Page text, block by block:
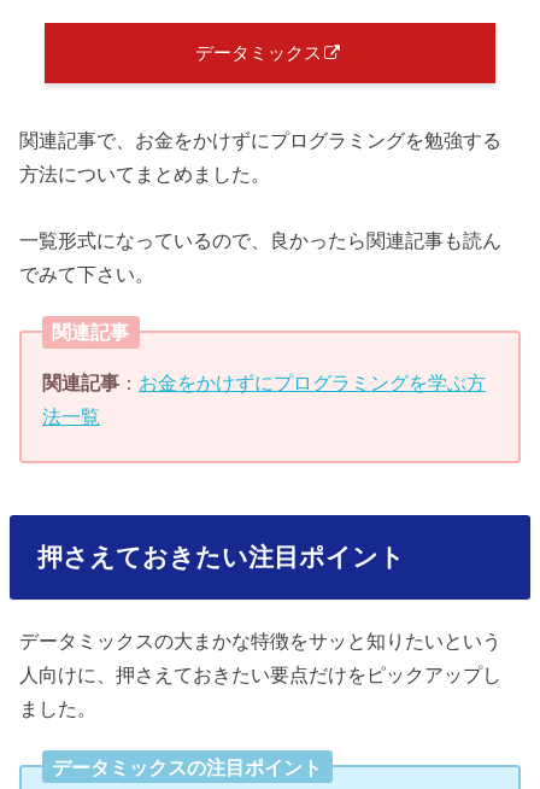
データミックス
関連記事で、お金をかけずにプログラミングを勉強する
方法についてまとめました。
一覧形式になっているので、良かったら関連記事も読ん
でみて下さい。
関連記事
関連記事 ： お金をかけずにプログラミングを学ぶ方
法一覧
押さえておきたい注目ポイント
データミックスの大まかな特徴をサッと知りたいという
人向けに、押さえておきたい要点だけをピックアップし
ました。
データミックスの注目ポイント